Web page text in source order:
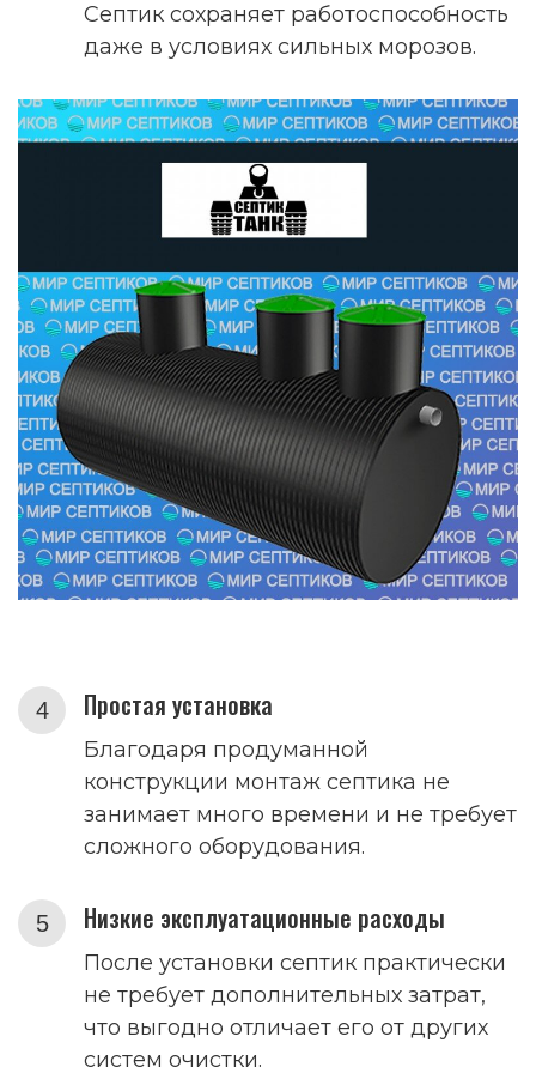
Септик сохраняет работоспособность
даже в условиях сильных морозов.
Простая установка
Благодаря продуманной
конструкции монтаж септика не
занимает много времени и не требует
сложного оборудования.
Низкие эксплуатационные расходы
После установки септик практически
не требует дополнительных затрат,
что выгодно отличает его от других
систем очистки.